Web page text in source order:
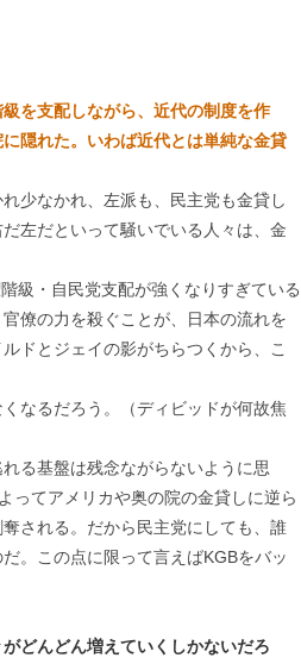
を支配しながら、近代の制度を作
隠れた。いわば近代とは単純な金貸
少なかれ、左派も、民主党も金貸し
左だといって騒いでいる人々は、金
級・自民党支配が強くなりすぎている
僚の力を殺ぐことが、日本の流れを
ドとジェイの影がちらつくから、こ
なるだろう。（ディビッドが何故焦
る基盤は残念ながらないように思
ってアメリカや奥の院の金貸しに逆ら
される。だから民主党にしても、誰
。この点に限って言えばKGBをバッ
どんどん増えていくしかないだろ